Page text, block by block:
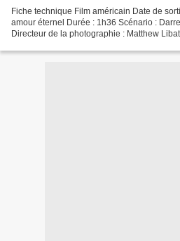
Fiche technique Film américain Date de
amour éternel Durée : 1h36 Scénario :
Directeur de la photographie : Matthew